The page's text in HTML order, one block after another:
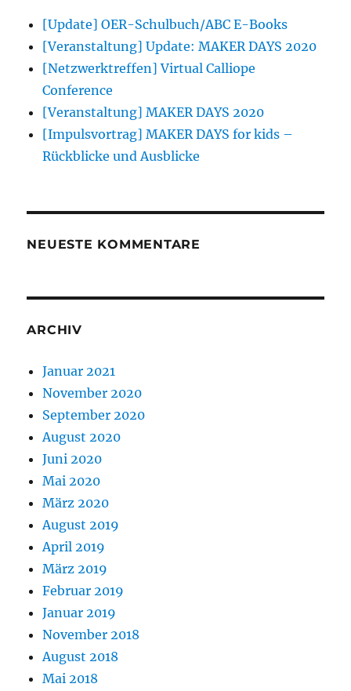
der
TU
[Update] OER-Schulbuch/ABC E-Books
[Veranstaltung] Update: MAKER DAYS 2020
[Netzwerktreffen] Virtual Calliope
Conference
[Veranstaltung] MAKER DAYS 2020
[Impulsvortrag] MAKER DAYS for kids –
Rückblicke und Ausblicke
NEUESTE KOMMENTARE
ARCHIV
Januar 2021
November 2020
September 2020
August 2020
Juni 2020
Mai 2020
März 2020
August 2019
April 2019
März 2019
Februar 2019
Januar 2019
November 2018
August 2018
Mai 2018